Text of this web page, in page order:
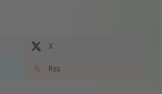
X
Rss